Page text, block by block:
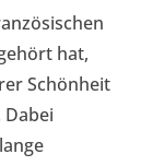
hat,
Schönheit